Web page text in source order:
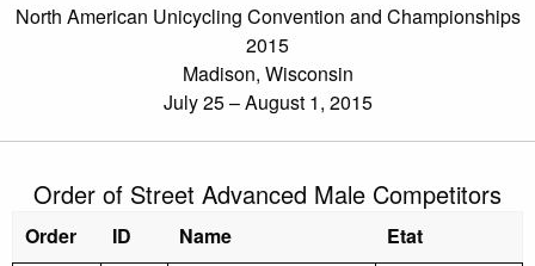
North American Unicycling Convention and Championships
2015
Madison, Wisconsin
July 25 – August 1, 2015
Order of Street Advanced Male Competitors
Order ID Name
Etat